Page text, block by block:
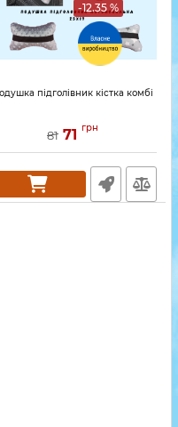
-12.35 %
підголівник кістка комбі
81 71 грн